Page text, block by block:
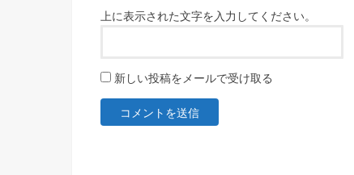
上に表示された文字を入力してください。
新しい投稿をメールで受け取る